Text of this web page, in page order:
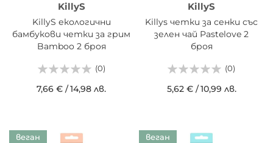
KillyS
KillyS екологични
бамбукови четки за грим
Bamboo 2 броя
(0)
7,66 € /14,98 лв.
KillyS
Killys четки за сенки със
зелен чай Pastelove 2
броя
(0)
5,62 €/10,99 лв.
веган веган